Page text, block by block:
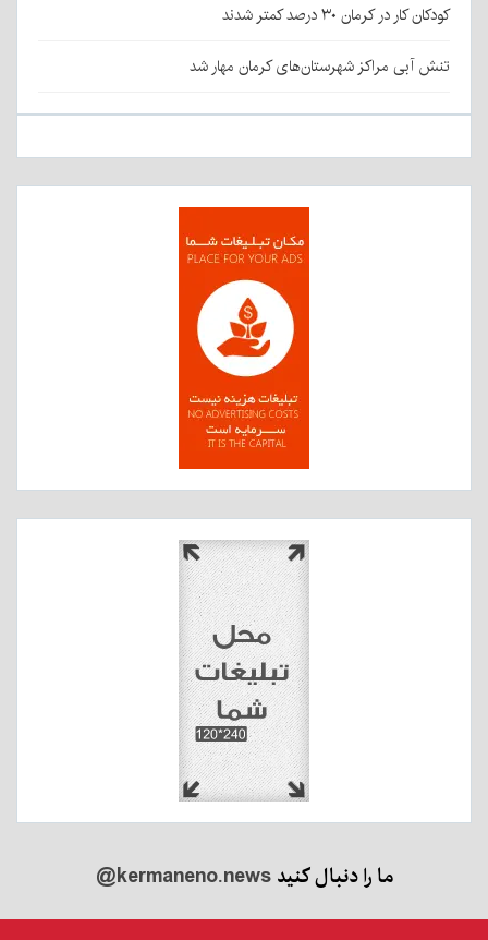
کودکان کار در کرمان ۳۰ درصد کمتر شدند
تنش آبی مراکز شهرستان‌های کرمان مهار شد
ما را دنبال کنید@kermaneno.news